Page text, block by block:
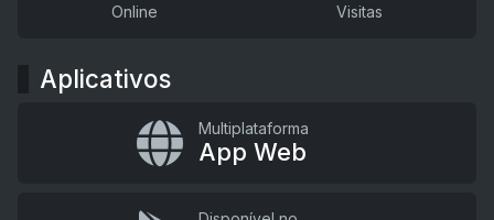
Online Visitas
Aplicativos
Multiplataforma
App Web